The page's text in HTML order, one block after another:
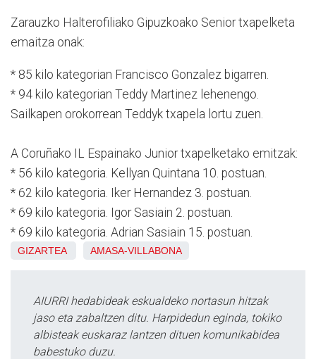
Zarauzko Halterofiliako Gipuzkoako Senior txapelketa
emaitza onak:
* 85 kilo kategorian Francisco Gonzalez bigarren.
* 94 kilo kategorian Teddy Martinez lehenengo.
Sailkapen orokorrean Teddyk txapela lortu zuen.
A Coruñako IL Espainako Junior txapelketako emitzak:
* 56 kilo kategoria. Kellyan Quintana 10. postuan.
* 62 kilo kategoria. Iker Hernandez 3. postuan.
* 69 kilo kategoria. Igor Sasiain 2. postuan.
* 69 kilo kategoria. Adrian Sasiain 15. postuan.
GIZARTEA AMASA-VILLABONA
AIURRI hedabideak eskualdeko nortasun hitzak
jaso eta zabaltzen ditu. Harpidedun eginda, tokiko
albisteak euskaraz lantzen dituen komunikabidea
babestuko duzu.